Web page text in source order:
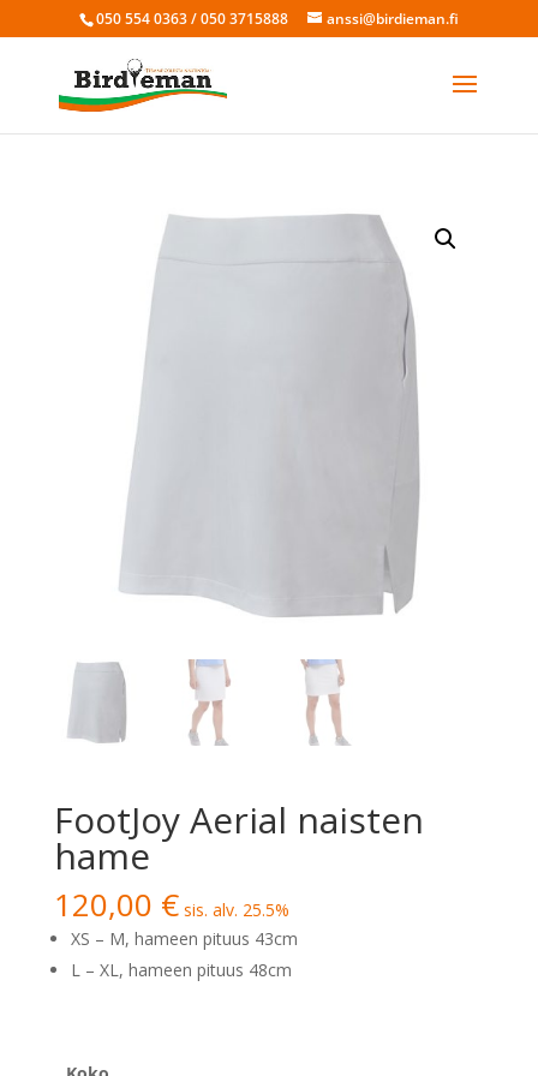
050 554 0363 / 050 3715888 anssi@birdieman.fi
FootJoy Aerial naisten
hame
120,00 € sis. alv. 25.5%
XS – M, hameen pituus 43cm
L – XL, hameen pituus 48cm